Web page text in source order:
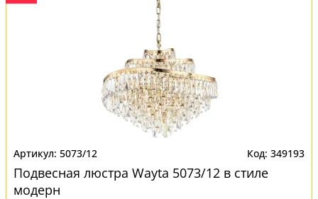
5073/12 349193
Подвесная люстра Wayta 5073/12 в стиле
модерн